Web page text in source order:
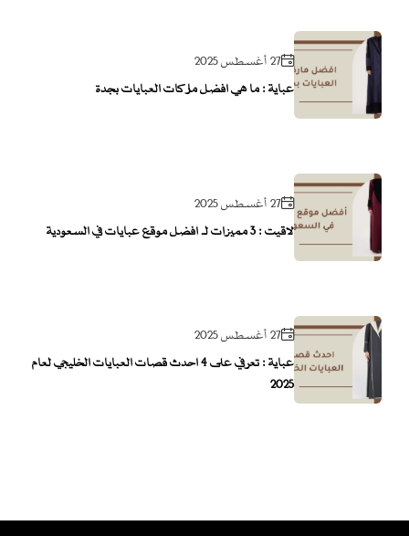
27 أغسطس 2025
عباية : ما هي افضل ماركات العبايات بجدة
27 أغسطس 2025
لاقيت : 3 مميزات لـ أفضل موقع عبايات في السعودية
27 أغسطس 2025
عباية : تعرفي على 4 احدث قصات العبايات الخليجي لعام
2025